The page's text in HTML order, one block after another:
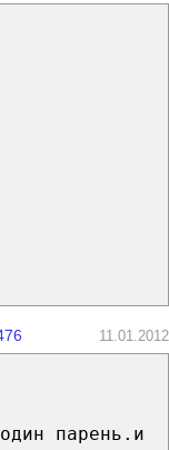
11.01.2012
парень.и